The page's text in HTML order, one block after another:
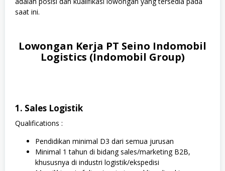
saat ini.
Lowongan Kerja PT Seino Indomobil
Logistics (Indomobil Group)
1. Sales Logistik
Qualifications :
Pendidikan minimal D3 dari semua jurusan
Minimal 1 tahun di bidang sales/marketing B2B,
khususnya di industri logistik/ekspedisi